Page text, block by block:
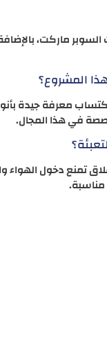
ماركت،
المشروع؟
معرفة جيدة
في هذا المجال.
تمنع دخول الهواء
مناسبة.